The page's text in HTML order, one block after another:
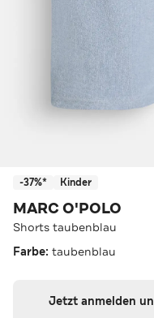
-37%* Kinder
MARC O'POLO
Shorts taubenblau
Farbe: taubenblau
Jetzt anmelden